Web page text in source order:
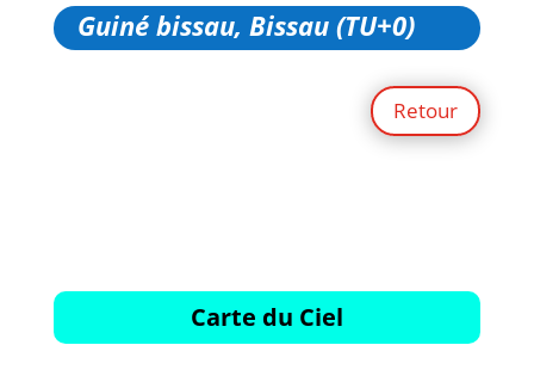
Guiné bissau, Bissau (TU+0)
Retour
Carte du Ciel